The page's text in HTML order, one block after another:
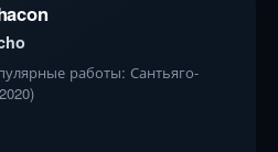
работы: Сантьяго-